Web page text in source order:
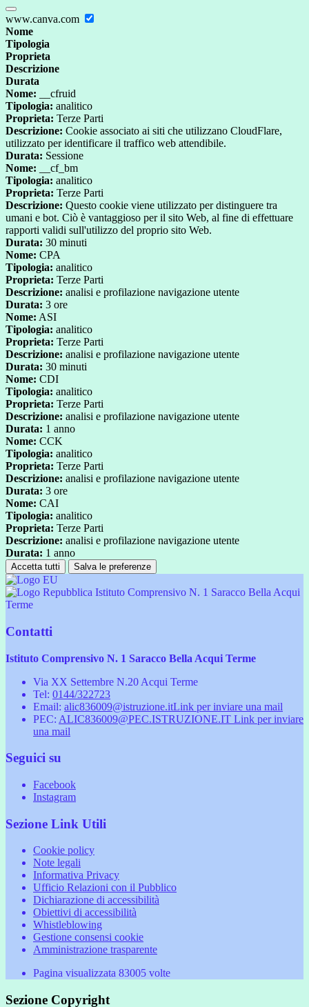
www.canva.com
Nome
Tipologia
Proprieta
Descrizione
Durata
Nome: __cfruid
Tipologia: analitico
Proprieta: Terze Parti
Descrizione: Cookie associato ai siti che utilizzano CloudFlare,
utilizzato per identificare il traffico web attendibile.
Durata: Sessione
Nome: __cf_bm
Tipologia: analitico
Proprieta: Terze Parti
Descrizione: Questo cookie viene utilizzato per distinguere tra
umani e bot. Ciò è vantaggioso per il sito Web, al fine di effettuare
rapporti validi sull'utilizzo del proprio sito Web.
Durata: 30 minuti
Nome: CPA
Tipologia: analitico
Proprieta: Terze Parti
Descrizione: analisi e profilazione navigazione utente
Durata: 3 ore
Nome: ASI
Tipologia: analitico
Proprieta: Terze Parti
Descrizione: analisi e profilazione navigazione utente
Durata: 30 minuti
Nome: CDI
Tipologia: analitico
Proprieta: Terze Parti
Descrizione: analisi e profilazione navigazione utente
Durata: 1 anno
Nome: CCK
Tipologia: analitico
Proprieta: Terze Parti
Descrizione: analisi e profilazione navigazione utente
Durata: 3 ore
Nome: CAI
Tipologia: analitico
Proprieta: Terze Parti
Descrizione: analisi e profilazione navigazione utente
Durata: 1 anno
Accetta tutti Salva le preferenze
Istituto Comprensivo N. 1 Saracco Bella Acqui
Terme
Contatti
Istituto Comprensivo N. 1 Saracco Bella Acqui Terme
Via XX Settembre N.20 Acqui Terme
Tel: 0144/322723
Email: alic836009@istruzione.itLink per inviare una mail
PEC: ALIC836009@PEC.ISTRUZIONE.IT Link per inviare
una mail
Seguici su
Facebook
Instagram
Sezione Link Utili
Cookie policy
Note legali
Informativa Privacy
Ufficio Relazioni con il Pubblico
Dichiarazione di accessibilità
Obiettivi di accessibilità
Whistleblowing
Gestione consensi cookie
Amministrazione trasparente
Pagina visualizzata 83005 volte
Sezione Copyright